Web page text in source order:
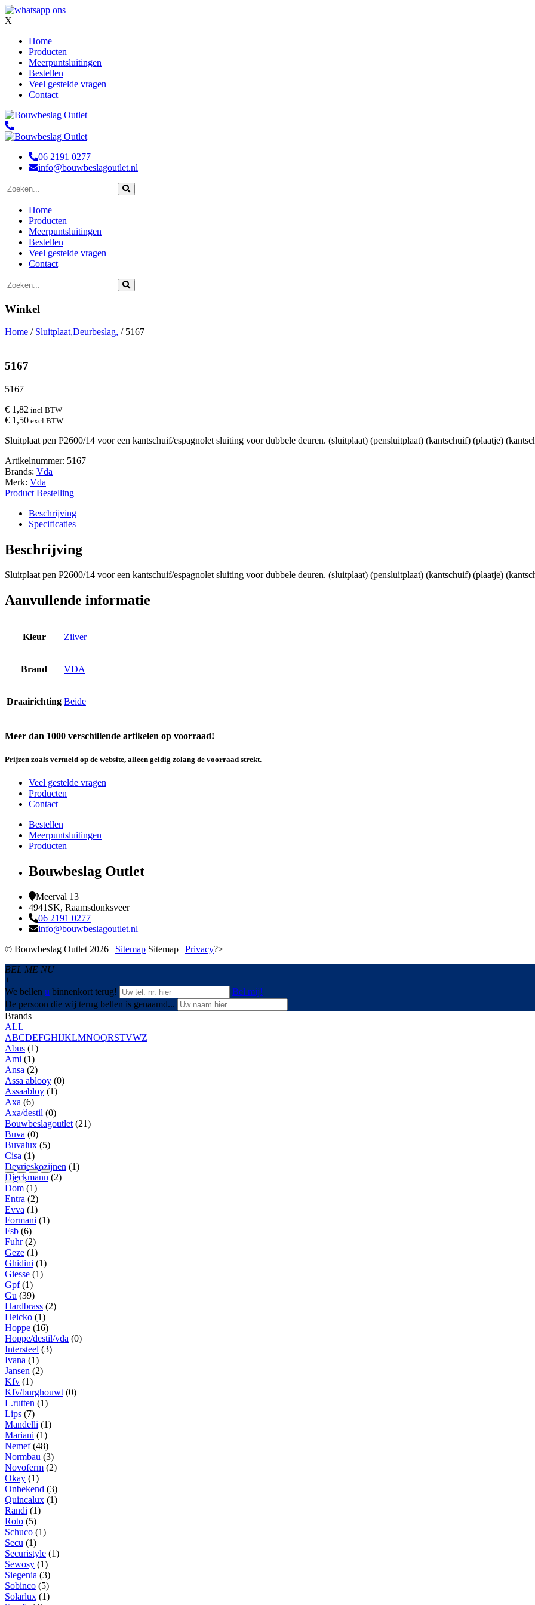
X
Home
Producten
Meerpuntsluitingen
Bestellen
Veel gestelde vragen
Contact
06 2191 0277
info@bouwbeslagoutlet.nl
Home
Producten
Meerpuntsluitingen
Bestellen
Veel gestelde vragen
Contact
Winkel
Home / Sluitplaat,Deurbeslag, / 5167
5167
5167
€ 1,82 incl BTW
€ 1,50 excl BTW
Sluitplaat pen P2600/14 voor een kantschuif/espagnolet sluiting voor dubbele deuren. (sluitplaat) (pensluitplaat) (kantschuif) (plaatje)
Artikelnummer: 5167
Brands: Vda
Merk: Vda
Product Bestelling
Beschrijving
Specificaties
Beschrijving
Sluitplaat pen P2600/14 voor een kantschuif/espagnolet sluiting voor dubbele deuren. (sluitplaat) (pensluitplaat) (kantschuif) (plaatje)
Aanvullende informatie
Kleur Zilver
Brand VDA
Draairichting Beide
Meer dan 1000 verschillende artikelen op voorraad!
Prijzen zoals vermeld op de website, alleen geldig zolang de voorraad strekt.
Veel gestelde vragen
Producten
Contact
Bestellen
Meerpuntsluitingen
Producten
Bouwbeslag Outlet
Meerval 13
4941SK, Raamsdonksveer
06 2191 0277
info@bouwbeslagoutlet.nl
© Bouwbeslag Outlet 2026 | Sitemap Sitemap | Privacy?>
BEL ME NU
+
We bellen u binnenkort terug!
Bel mij!
De persoon die wij terug bellen is genaamd...
Brands
ALL
ABCDEFGHIJKLMNOQRSTVWZ
Abus (1)
Ami (1)
Ansa (2)
Assa ablooy (0)
Assaabloy (1)
Axa (6)
Axa/destil (0)
Bouwbeslagoutlet (21)
Buva (0)
Buvalux (5)
Cisa (1)
Devrieskozijnen (1)
Dieckmann (2)
Dom (1)
Entra (2)
Evva (1)
Formani (1)
Fsb (6)
Fuhr(2)
Geze (1)
Ghidini (1)
Giesse (1)
Gpf(1)
Gu (39)
Hardbrass (2)
Heicko (1)
Hoppe (16)
Hoppe/destil/vda (0)
Intersteel (3)
Ivana (1)
Jansen (2)
Kfv (1)
Kfv/burghouwt (0)
L.rutten (1)
Lips (7)
Mandelli (1)
Mariani (1)
Nemef(48)
Normbau (3)
Novoferm (2)
Okay (1)
Onbekend (3)
Quincalux (1)
Randi (1)
Roto (5)
Schuco (1)
Secu (1)
Securistyle (1)
Sewosy (1)
Siegenia (3)
Sobinco (5)
Solarlux (1)